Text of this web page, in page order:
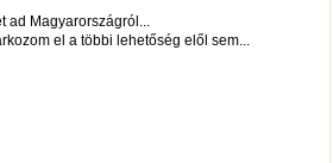
ad Magyarországról...
el a többi lehetőség elől sem...